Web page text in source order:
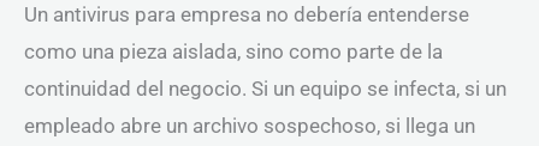
Un antivirus para empresa no debería entenderse
como una pieza aislada, sino como parte de la
continuidad del negocio. Si un equipo se infecta, si un
empleado abre un archivo sospechoso, si llega un